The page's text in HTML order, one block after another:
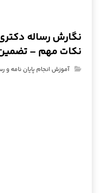
نگارش رساله
نکات مهم –
آموزش انجام پایان نامه و